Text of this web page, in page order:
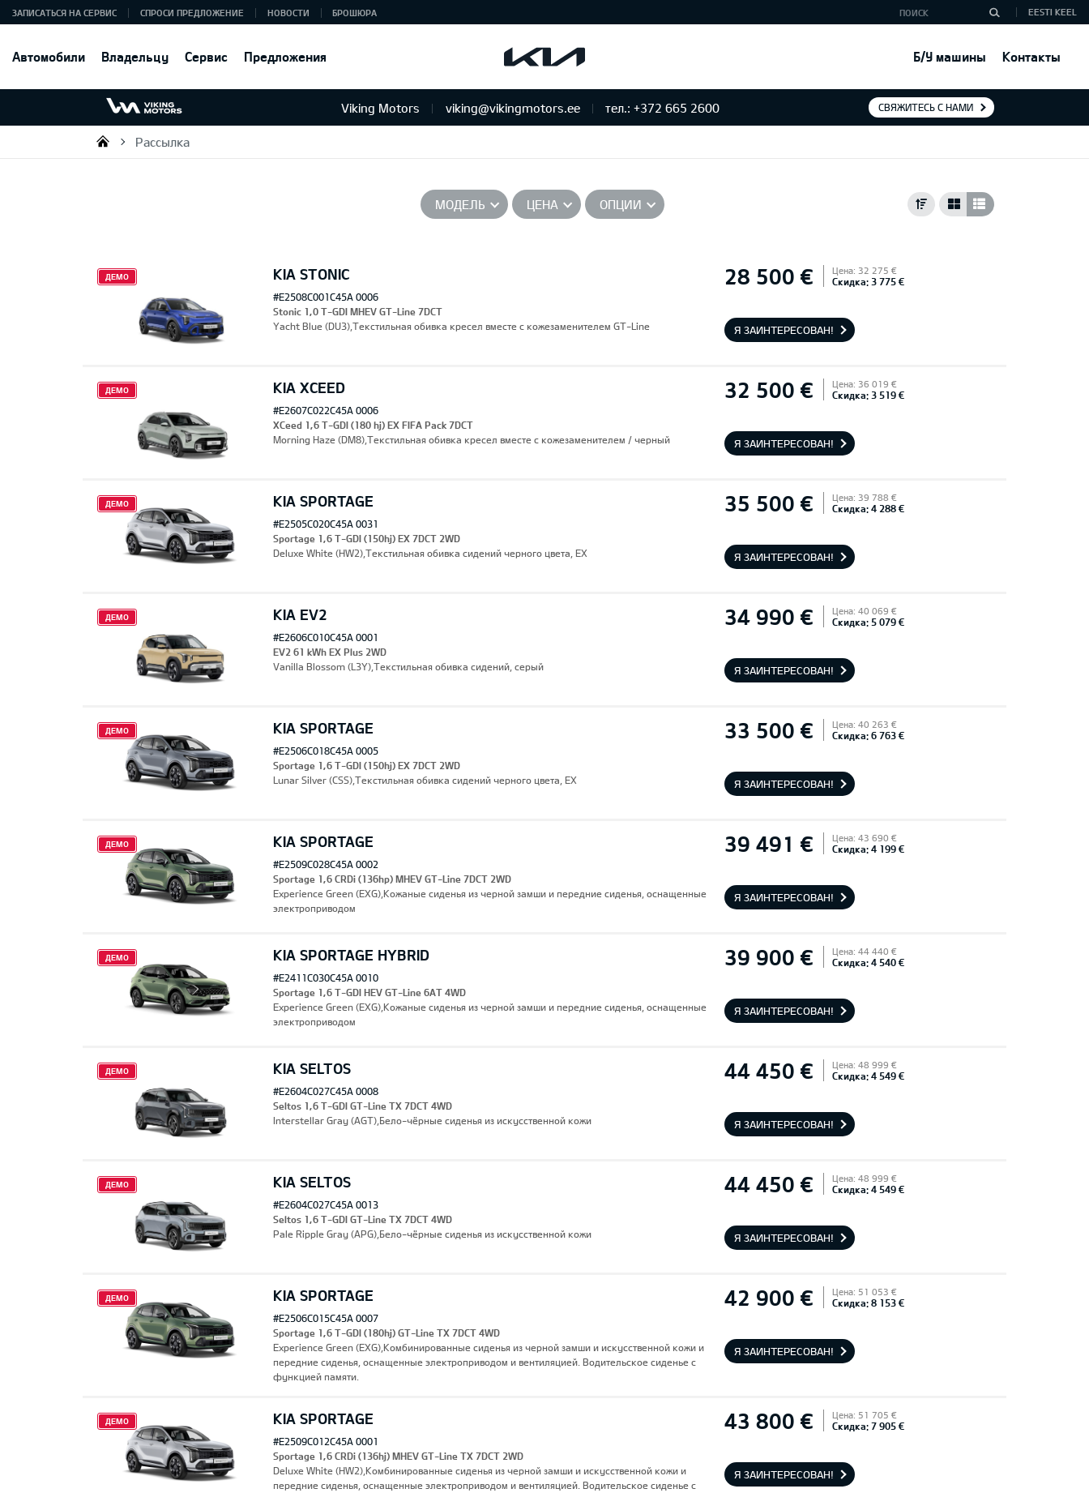
Автомобили Владельцу Сервис Предложения Б/У машины Контакты
ЗАПИСАТЬСЯ НА СЕРВИС СПРОСИ ПРЕДЛОЖЕНИЕ НОВОСТИ БРОШЮРА EESTI KEEL
Viking Motors viking@vikingmotors.ee тел.: +372 665 2600 СВЯЖИТЕСЬ С НАМИ
Viking Motors - Kia продажа, обслуживание и ремонт
Рассылка
МОДЕЛЬ ЦЕНА ОПЦИИ
KIA STONIC 28 500 € Цена: 32 275 €
Скидка: 3 775 €
ДЕМО
#E2508C001C45A 0006
Stonic 1,0 T-GDI MHEV GT-Line 7DCT
Yacht Blue (DU3),Текстильная обивка кресел вместе с кожезаменителем GT-Line
Я ЗАИНТЕРЕСОВАН!
KIA XCEED 32 500 € Цена: 36 019 €
Скидка: 3 519 €
ДЕМО
#E2607C022C45A 0006
XCeed 1,6 T-GDI (180 hj) EX FIFA Pack 7DCT
Morning Haze (DM8),Текстильная обивка кресел вместе с кожезаменителем / черный
Я ЗАИНТЕРЕСОВАН!
KIA SPORTAGE 35 500 € Цена: 39 788 €
Скидка: 4 288 €
ДЕМО
#E2505C020C45A 0031
Sportage 1,6 T-GDI (150hj) EX 7DCT 2WD
Deluxe White (HW2),Текстильная обивка сидений черного цвета, EX
Я ЗАИНТЕРЕСОВАН!
KIA EV2 34 990 € Цена: 40 069 €
Скидка: 5 079 €
ДЕМО
#E2606C010C45A 0001
EV2 61 kWh EX Plus 2WD
Vanilla Blossom (L3Y),Текстильная обивка сидений, серый
Я ЗАИНТЕРЕСОВАН!
KIA SPORTAGE 33 500 € Цена: 40 263 €
Скидка: 6 763 €
ДЕМО
#E2506C018C45A 0005
Sportage 1,6 T-GDI (150hj) EX 7DCT 2WD
Lunar Silver (CSS),Текстильная обивка сидений черного цвета, EX
Я ЗАИНТЕРЕСОВАН!
KIA SPORTAGE 39 491 € Цена: 43 690 €
Скидка: 4 199 €
ДЕМО
#E2509C028C45A 0002
Sportage 1,6 CRDi (136hp) MHEV GT-Line 7DCT 2WD
Experience Green (EXG),Кожаные сиденья из черной замши и передние сиденья, оснащенные
электроприводом
Я ЗАИНТЕРЕСОВАН!
KIA SPORTAGE HYBRID 39 900 € Цена: 44 440 €
Скидка: 4 540 €
ДЕМО
#E2411C030C45A 0010
Sportage 1,6 T-GDI HEV GT-Line 6AT 4WD
Experience Green (EXG),Кожаные сиденья из черной замши и передние сиденья, оснащенные
электроприводом
Я ЗАИНТЕРЕСОВАН!
KIA SELTOS 44 450 € Цена: 48 999 €
Скидка: 4 549 €
ДЕМО
#E2604C027C45A 0008
Seltos 1,6 T-GDI GT-Line TX 7DCT 4WD
Interstellar Gray (AGT),Бело-чёрные сиденья из искусственной кожи
Я ЗАИНТЕРЕСОВАН!
KIA SELTOS 44 450 € Цена: 48 999 €
Скидка: 4 549 €
ДЕМО
#E2604C027C45A 0013
Seltos 1,6 T-GDI GT-Line TX 7DCT 4WD
Pale Ripple Gray (APG),Бело-чёрные сиденья из искусственной кожи
Я ЗАИНТЕРЕСОВАН!
KIA SPORTAGE 42 900 € Цена: 51 053 €
Скидка: 8 153 €
ДЕМО
#E2506C015C45A 0007
Sportage 1,6 T-GDI (180hj) GT-Line TX 7DCT 4WD
Experience Green (EXG),Комбинированные сиденья из черной замши и искусственной кожи и
передние сиденья, оснащенные электроприводом и вентиляцией. Водительское сиденье с
функцией памяти.
Я ЗАИНТЕРЕСОВАН!
KIA SPORTAGE 43 800 € Цена: 51 705 €
Скидка: 7 905 €
ДЕМО
#E2509C012C45A 0001
Sportage 1,6 CRDi (136hj) MHEV GT-Line TX 7DCT 2WD
Deluxe White (HW2),Комбинированные сиденья из черной замши и искусственной кожи и
передние сиденья, оснащенные электроприводом и вентиляцией. Водительское сиденье с
Я ЗАИНТЕРЕСОВАН!